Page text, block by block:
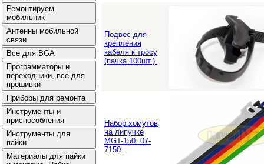
Подвес для
крепления
кабеля к тросу
(пачка 100шт.).
Набор хомутов
на липучке
MGT-150. 07-
7150..